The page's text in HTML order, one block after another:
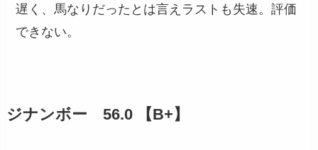
遅く、馬なりだったとは言えラストも失速。評価
できない。
ジナンボー 56.0 【B+】